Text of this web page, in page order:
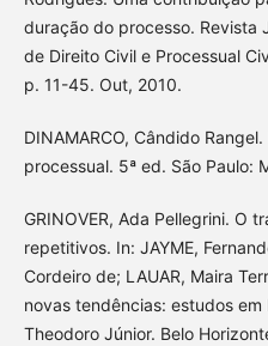
duração do processo. Revista
de Direito Civil e Processual
p. 11-45. Out, 2010.
DINAMARCO, Cândido
processual. 5ª ed. São Paulo:
GRINOVER, Ada Pellegrini. O
repetitivos. In: JAYME,
Cordeiro de; LAUAR, Maira
novas tendências: estudos
Theodoro Júnior. Belo